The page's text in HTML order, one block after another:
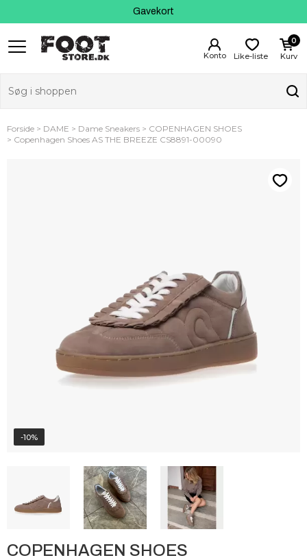
Gavekort
Kundeservice
Kurv
0
Like-liste
Forside DAME Dame Sneakers
COPENHAGEN SHOES
Copenhagen Shoes AS THE BREEZE CS8891-00090
-10%
COPENHAGEN SHOES